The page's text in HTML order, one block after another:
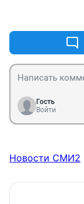
Гость
Войти
Новости СМИ2